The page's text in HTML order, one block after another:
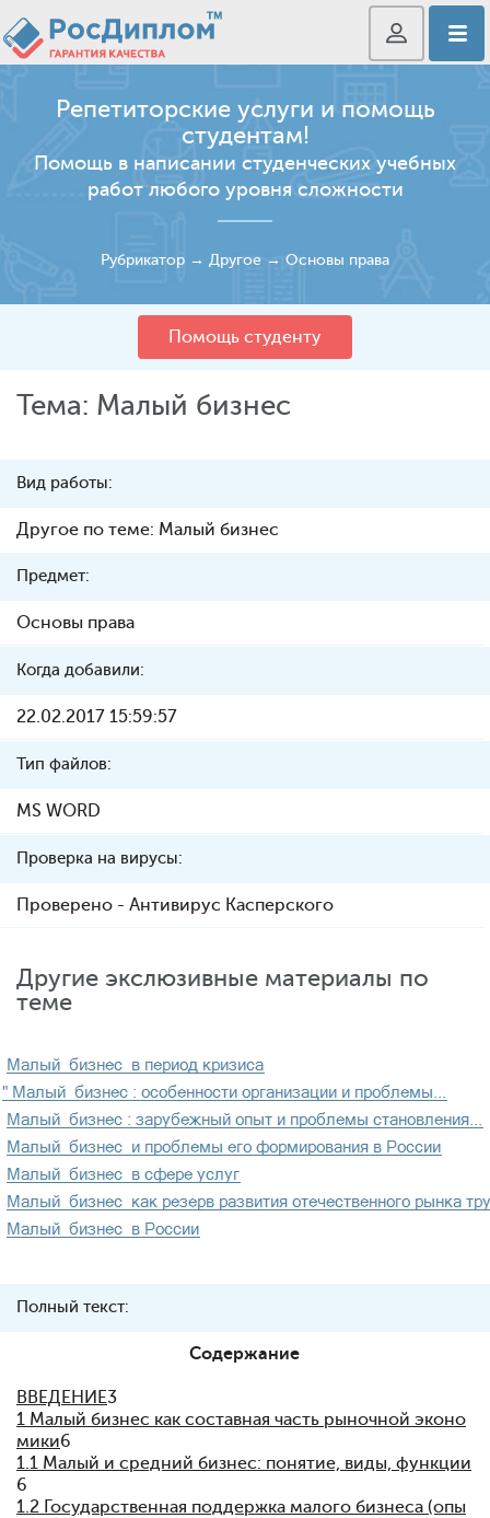
Репетиторские услуги и помощь
студентам!
Помощь в написании студенческих учебных
работ любого уровня сложности
Рубрикатор → Другое → Основы права
Помощь студенту
Тема: Малый бизнес
Вид работы:
Другое по теме: Малый бизнес
Предмет:
Основы права
Когда добавили:
22.02.2017 15:59:57
Тип файлов:
MS WORD
Проверка на вирусы:
Проверено - Антивирус Касперского
Другие экслюзивные материалы по
теме
Полный текст:
Содержание
ВВЕДЕНИЕ3
1 Малый бизнес как составная часть рыночной эконо
мики6
1.1 Малый и средний бизнес: понятие, виды, функции
6
1.2 Государственная поддержка малого бизнеса (опы